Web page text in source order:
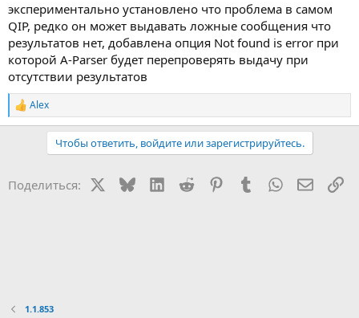
экспериментально установлено что проблема в самом
QIP, редко он может выдавать ложные сообщения что
результатов нет, добавлена опция Not found is error при
которой A-Parser будет перепроверять выдачу при
отсутствии результатов
Р
е
и
Alex
Чтобы ответить, войдите или зарегистрируйтесь.
Поделиться: BlueskyLinkedIn
Reddit PinterestTumblr WhatsApp
1.1.853